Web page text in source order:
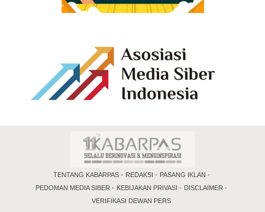
TENTANG KABARPAS REDAKSI
PASANG IKLAN
PEDOMAN MEDIA SIBER
KEBIJAKAN PRIVASI
DISCLAIMER
VERIFIKASI DEWAN PERS